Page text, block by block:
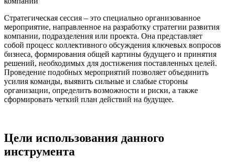
Стратегическая сессия – это специально организованное
мероприятие, направленное на разработку стратегии развития
компании, подразделения или проекта. Она представляет
собой процесс коллективного обсуждения ключевых вопросов
бизнеса, формирования общей картины будущего и принятия
решений, необходимых для достижения поставленных целей.
Проведение подобных мероприятий позволяет объединить
усилия команды, выявить сильные и слабые стороны
организации, определить возможности и риски, а также
сформировать четкий план действий на будущее.
Цели использования данного
инструмента